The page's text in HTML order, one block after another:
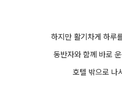
하지만 활기차게 하루
동반자와 함께 바로
호텔 밖으로 나